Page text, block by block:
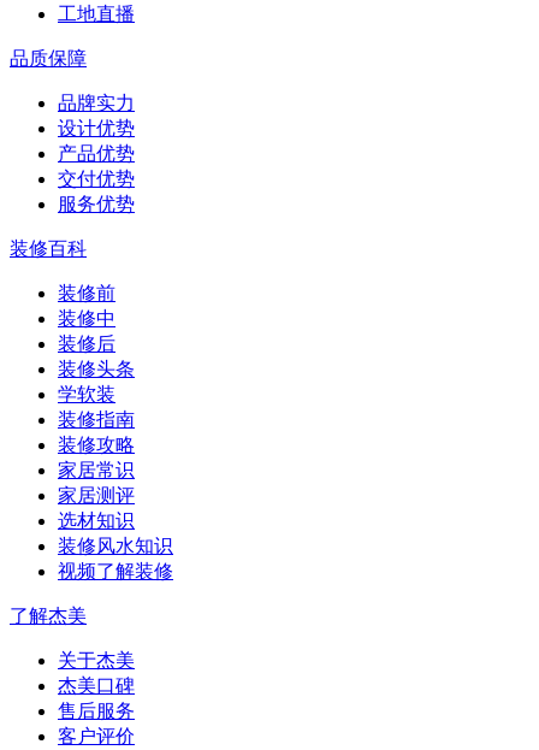
工地直播
品质保障
品牌实力
设计优势
产品优势
交付优势
服务优势
装修百科
装修前
装修中
装修后
装修头条
学软装
装修指南
装修攻略
家居常识
家居测评
选材知识
装修风水知识
视频了解装修
了解杰美
关于杰美
杰美口碑
售后服务
客户评价